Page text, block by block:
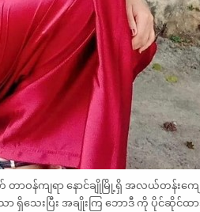
ဝန်ကျရာ နောင်ချိုမြို့ရှိ အလယ်တန်းကျေ
းပြီး အချိုးကြ ဘောဒီ ကို ပိုင်ဆိုင်ထား